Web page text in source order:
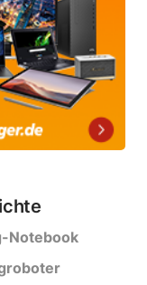
Notebook